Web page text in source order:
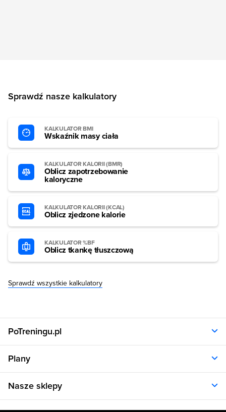
Sprawdź nasze kalkulatory
KALKULATOR BMI
Wskaźnik masy ciała
KALKULATOR KALORII (BMR)
Oblicz zapotrzebowanie
kaloryczne
KALKULATOR KALORII (KCAL)
Oblicz zjedzone kalorie
KALKULATOR %BF
Oblicz tkankę tłuszczową
Sprawdź wszystkie kalkulatory
PoTreningu.pl
Polityka prywatności
Regulamin
RODO
Aplikacja
Plany
Plany dla kobiet
Plany dla mężczyzn
Nasze sklepy